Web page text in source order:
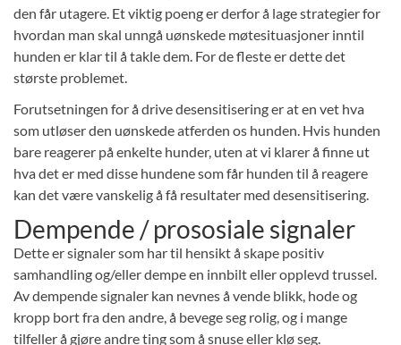
den får utagere. Et viktig poeng er derfor å lage strategier for
hvordan man skal unngå uønskede møtesituasjoner inntil
hunden er klar til å takle dem. For de fleste er dette det
største problemet.
Forutsetningen for å drive desensitisering er at en vet hva
som utløser den uønskede atferden os hunden. Hvis hunden
bare reagerer på enkelte hunder, uten at vi klarer å finne ut
hva det er med disse hundene som får hunden til å reagere
kan det være vanskelig å få resultater med desensitisering.
Dempende / prososiale signaler
Dette er signaler som har til hensikt å skape positiv
samhandling og/eller dempe en innbilt eller opplevd trussel.
Av dempende signaler kan nevnes å vende blikk, hode og
kropp bort fra den andre, å bevege seg rolig, og i mange
tilfeller å gjøre andre ting som å snuse eller klø seg.